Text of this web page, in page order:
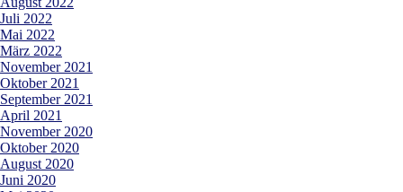
Juli 2022
Mai 2022
März 2022
November 2021
Oktober 2021
September 2021
April 2021
November 2020
Oktober 2020
August 2020
Juni 2020